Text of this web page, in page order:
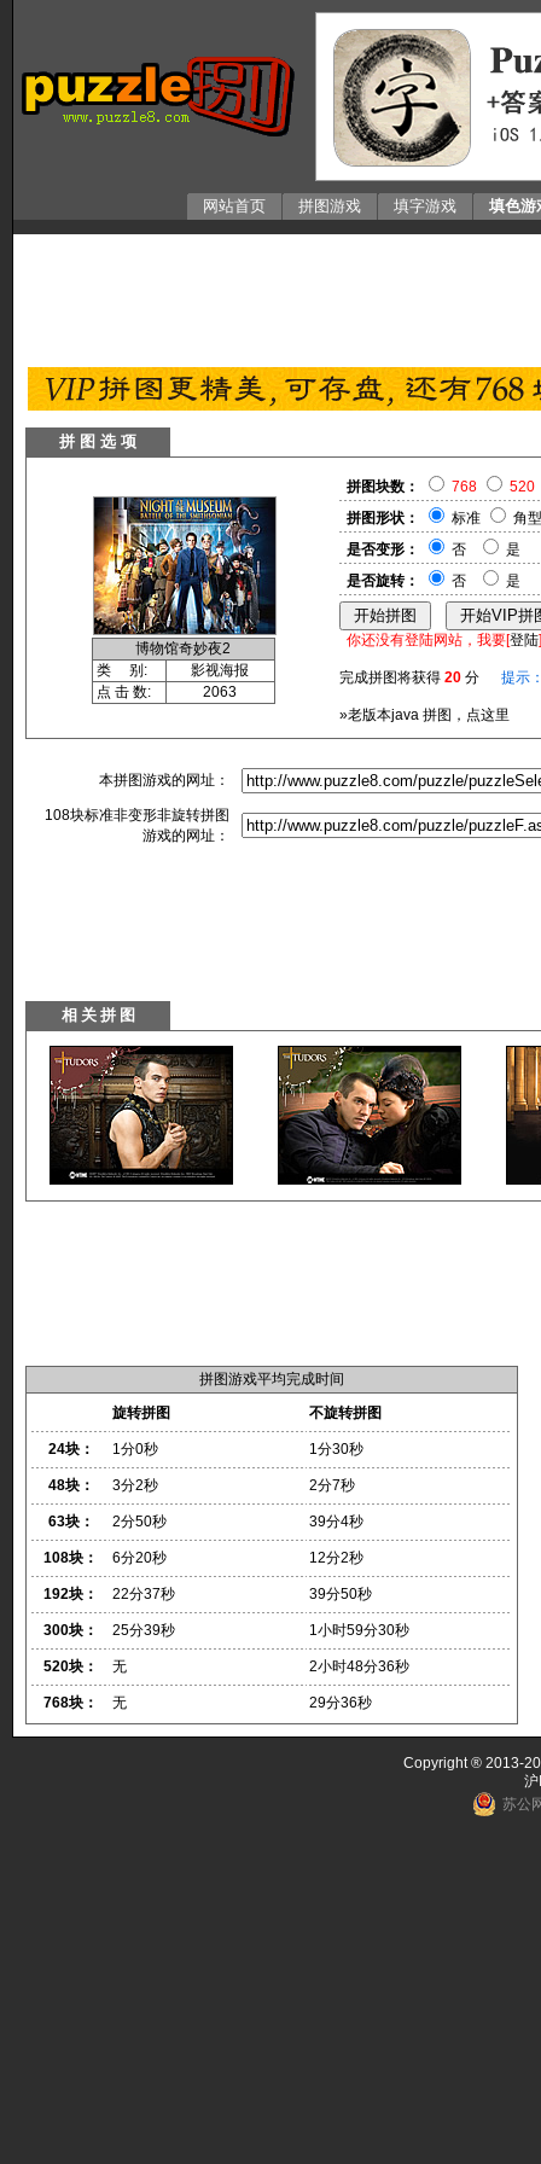
网站首页 拼图游戏 填字游戏 填色游
拼 图 选 项
博物馆奇妙夜2
类 别:
影视海报
点 击 数:
2063
拼图块数： 768
520
拼图形状：
标准
角型
是否变形：
否
是
是否旋转：
否 是
你还没有登陆网站，我要[登陆
完成拼图将获得 20 分 提示
»老版本java 拼图，点这里
本拼图游戏的网址：
108块标准非变形非旋转拼图
游戏的网址：
拼图游戏平均完成时间
旋转拼图
不旋转拼图
24块： 1分0秒 1分30秒
48块： 3分2秒 2分7秒
63块： 2分50秒 39分4秒
108块： 6分20秒 12分2秒
192块： 22分37秒 39分50秒
300块： 25分39秒 1小时59分30秒
520块： 无 2小时48分36秒
768块： 无 29分36秒
Copyright ® 2013-
苏公